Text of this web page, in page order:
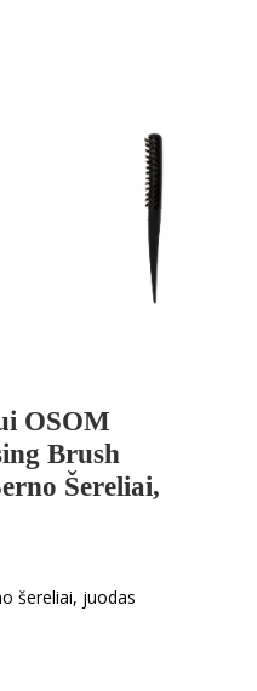
OSOM
Brush
Šereliai,
šereliai, juodas